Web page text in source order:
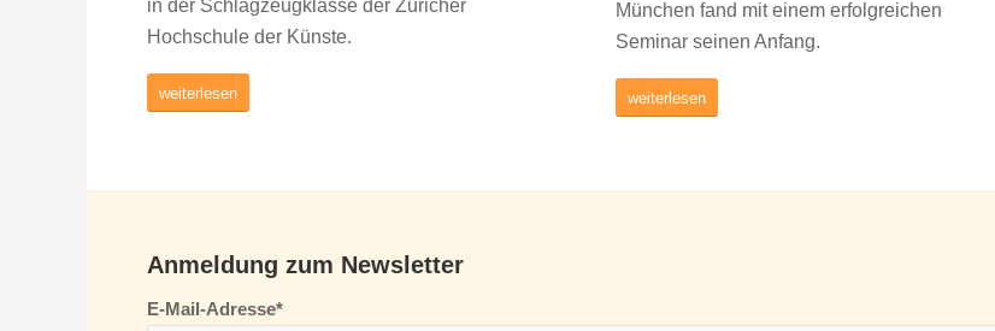
in der Schlagzeugklasse der Züricher
Hochschule der Künste.
weiterlesen
München fand mit einem erfolgreichen
Seminar seinen Anfang.
weiterlesen
Anmeldung zum Newsletter
E-Mail-Adresse*